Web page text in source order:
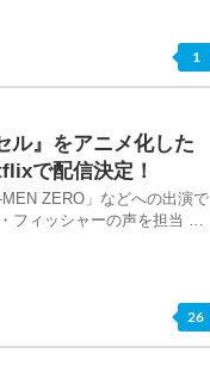
1
ル』をアニメ化した
で配信決定！
ZERO」などへの出演で
フィッシャーの声を担当 …
26